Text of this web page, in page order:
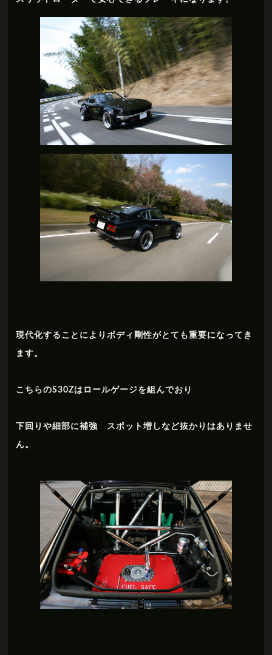
現代化することによりボディ剛性がとても重要になってき
ます。
こちらのS30Zはロールゲージを組んでおり
下回りや細部に補強 スポット増しなど抜かりはありませ
ん。